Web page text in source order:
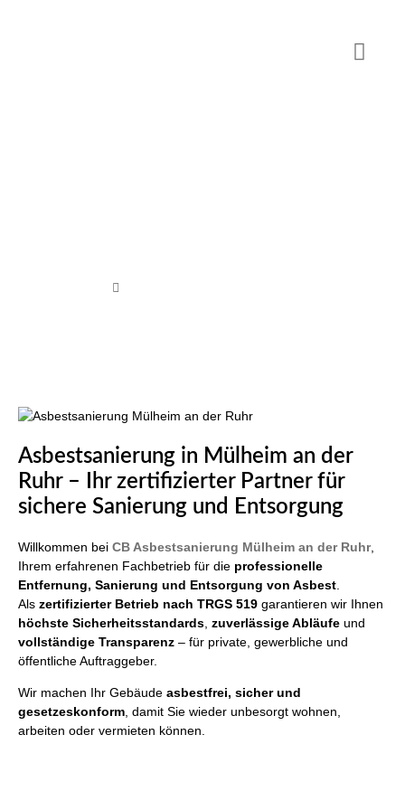
Asbestsanierung in Mülheim an der
Ruhr – Ihr zertifizierter Partner für
sichere Sanierung und Entsorgung
Willkommen bei CB Asbestsanierung Mülheim an der Ruhr,
Ihrem erfahrenen Fachbetrieb für die professionelle
Entfernung, Sanierung und Entsorgung von Asbest
Als zertifizierter Betrieb nach TRGS 519 garantieren wir Ihnen
höchste Sicherheitsstandards zuverlässige Abläufe und
vollständige Transparenz – für private, gewerbliche und
öffentliche Auftraggeber.
Wir machen Ihr Gebäude asbestfrei, sicher und
gesetzeskonform , damit Sie wieder unbesorgt wohnen,
arbeiten oder vermieten können.